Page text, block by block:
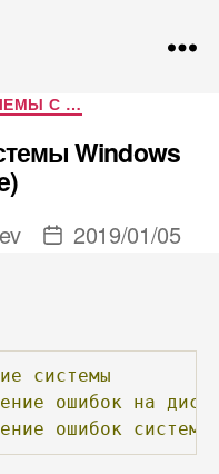
С …
Windows
Дата2019/01/05
системы
ошибок на
ошибок